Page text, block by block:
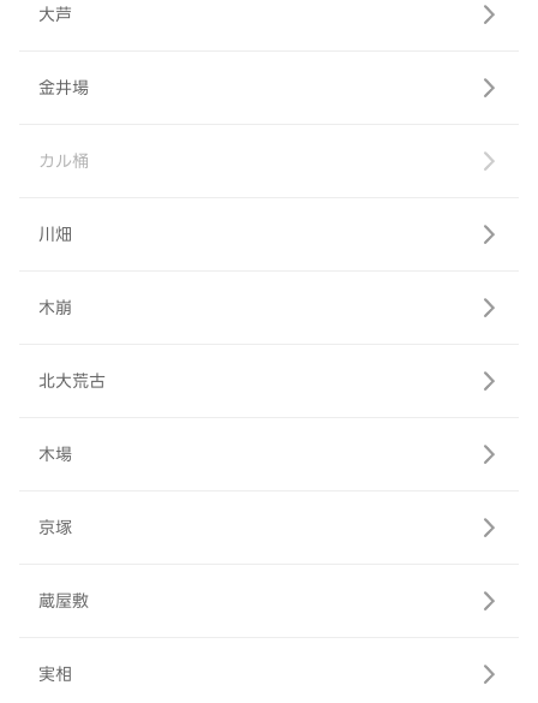
大芦
金井場
カル桶
川畑
木崩
北大荒古
木場
京塚
蔵屋敷
実相